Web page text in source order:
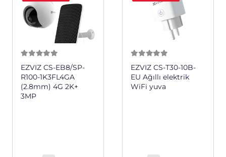
EZVIZ CS-EB8/SP-
R100-1K3FL4GA
(2.8mm) 4G 2K+
3MP
EZVIZ CS-T30-10B-
EU Ağıllı elektrik
WiFi yuva